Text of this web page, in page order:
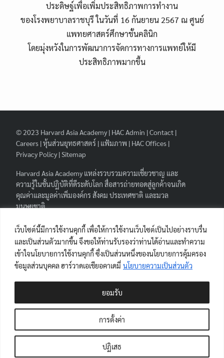
เว็บไซต์นี้มีการใช้งานคุกกี้ เพื่อให้การใช้งานเว็บไซต์เป็นไปอย่างราบรื่น
และเป็นส่วนตัวมากขึ้น จึงขอให้ท่านรับรองว่าท่านได้อ่านและทำความ
เข้าใจนโยบายการใช้งานคุกกี้ ซึ่งเป็นส่วนหนึ่งของนโยบายการคุ้มครอง
ข้อมูลส่วนบุคคล ฮาร์วาดเอเชียอคาเดมี่ นโยบายความเป็นส่วนตัว
การตั้งค่า
ปฏิเสธ
ยอมรับ
Search
ประดิษฐ์เพื่อเพิ่มประสิทธิภาพการทำงาน
ของโรงพยาบาลราชบุรี ในวันที่ 16 กันยายน 2567 ณ ศูนย์
แพทยศาสตร์ศึกษาชั้นคลินิก
โดยมุ่งหวังในการพัฒนาการจัดการทางการแพทย์ให้มี
ประสิทธิภาพมากขึ้น
© 2023 Harvard Asia Academy | HAC Admin |Contact |
Careers |หุ้นส่วนยุทธศาสตร์ | แฟ้มภาพ | HAC Offices |
Privacy Policy | Sitemap
Harvard Asia Academy แหล่งรวบรวมความเชี่ยวชาญ และ
ความรู้ในชั้นปฏิบัติที่ดีระดับโลก สื่อสารถ่ายทอดสู่ลูกค้าจนเกิด
คุณค่าและมูลค่าเพิ่มองค์กร สังคม ประเทศชาติ และมวล
มนุษยชาติ.
FOLLOW HAA|
ผู้เยี่ยมชมเว็บไซต์
Views Today : 1
Views Last 7 days : 253
Views Last 30 days : 724